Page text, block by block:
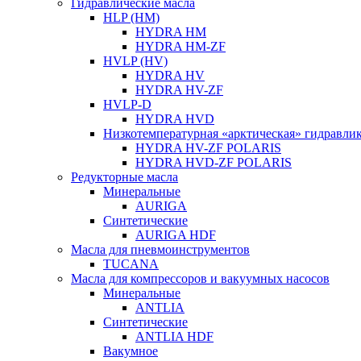
Гидравлические масла
HLP (HM)
HYDRA HM
HYDRA HM-ZF
HVLP (HV)
HYDRA HV
HYDRA HV-ZF
HVLP-D
HYDRA HVD
Низкотемпературная «арктическая»
HYDRA HV-ZF POLARIS
HYDRA HVD-ZF POLARIS
Редукторные масла
Минеральные
AURIGA
Синтетические
AURIGA HDF
Масла для пневмоинструментов
TUCANA
Масла для компрессоров и вакуумных насосов
Минеральные
ANTLIA
Синтетические
ANTLIA HDF
Вакумное